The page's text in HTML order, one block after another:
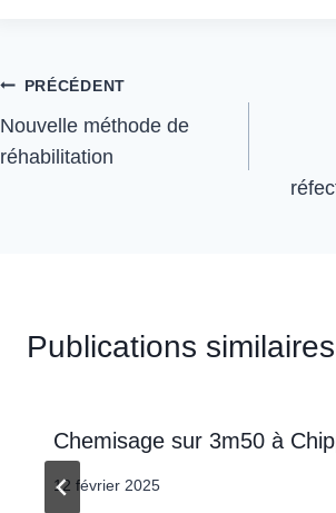
PRÉCÉDENT
Nouvelle méthode de
réhabilitation
Publications similaires
Chemisage sur 3m50 à
12 février 2025